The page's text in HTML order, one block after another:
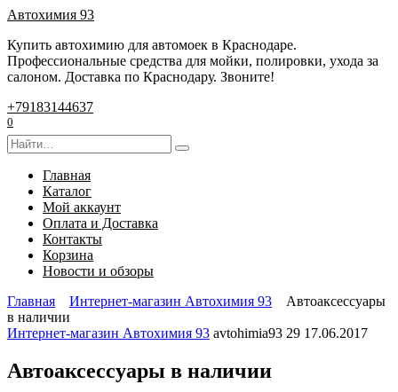
Перейти
содержанию
Автохимия 93
Купить автохимию для автомоек в Краснодаре.
Профессиональные средства для мойки, полировки, ухода за
салоном. Доставка по Краснодару. Звоните!
+79183144637
0
Search
for:
Главная
Каталог
Мой аккаунт
Оплата и Доставка
Контакты
Корзина
Новости и обзоры
Главная
Интернет-магазин Автохимия 93
Автоаксессуары
в наличии
Интернет-магазин Автохимия 93 avtohimia93 29 17.06.2017
Автоаксессуары в наличии